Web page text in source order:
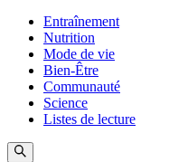
Entraînement
Nutrition
Mode de vie
Bien-Être
Communauté
Science
Listes de lecture